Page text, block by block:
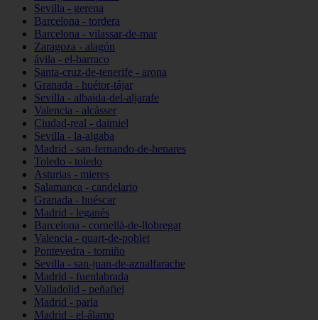
Sevilla - gerena
Barcelona - tordera
Barcelona - vilassar-de-mar
Zaragoza - alagón
ávila - el-barraco
Santa-cruz-de-tenerife - arona
Granada - huétor-tájar
Sevilla - albaida-del-aljarafe
Valencia - alcàsser
Ciudad-real - daimiel
Sevilla - la-algaba
Madrid - san-fernando-de-henares
Toledo - toledo
Asturias - mieres
Salamanca - candelario
Granada - huéscar
Madrid - leganés
Barcelona - cornellà-de-llobregat
Valencia - quart-de-poblet
Pontevedra - tomiño
Sevilla - san-juan-de-aznalfarache
Madrid - fuenlabrada
Valladolid - peñafiel
Madrid - parla
Madrid - el-álamo